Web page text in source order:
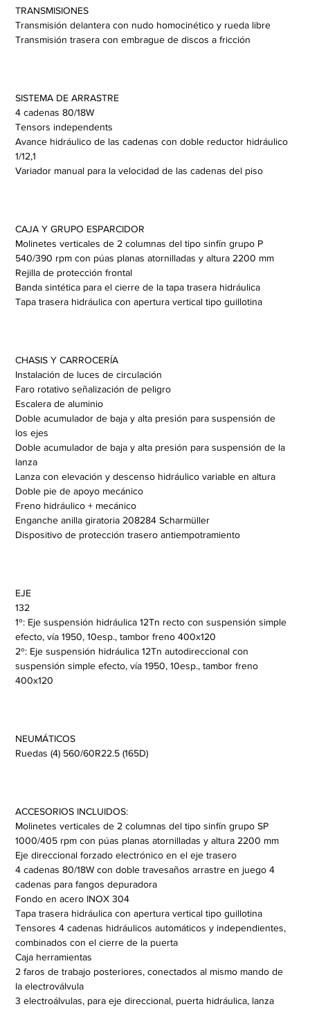
TRANSMISIONES
Transmisión delantera con nudo homocinético y rueda libre
Transmisión trasera con embrague de discos a fricción
SISTEMA DE ARRASTRE
4 cadenas 80/18W
Tensors independents
Avance hidráulico de las cadenas con doble reductor hidráulico
1/12,1
Variador manual para la velocidad de las cadenas del piso
CAJA Y GRUPO ESPARCIDOR
Molinetes verticales de 2 columnas del tipo sinfín grupo P
540/390 rpm con púas planas atornilladas y altura 2200 mm
Rejilla de protección frontal
Banda sintética para el cierre de la tapa trasera hidráulica
Tapa trasera hidráulica con apertura vertical tipo guillotina
CHASIS Y CARROCERÍA
Instalación de luces de circulación
Faro rotativo señalización de peligro
Escalera de aluminio
Doble acumulador de baja y alta presión para suspensión de
los ejes
Doble acumulador de baja y alta presión para suspensión de la
lanza
Lanza con elevación y descenso hidráulico variable en altura
Doble pie de apoyo mecánico
Freno hidráulico + mecánico
Enganche anilla giratoria 208284 Scharmüller
Dispositivo de protección trasero antiempotramiento
EJE
132
1º: Eje suspensión hidráulica 12Tn recto con suspensión simple
efecto, vía 1950, 10esp., tambor freno 400x120
2º: Eje suspensión hidráulica 12Tn autodireccional con
suspensión simple efecto, vía 1950, 10esp., tambor freno
400x120
NEUMÁTICOS
Ruedas (4) 560/60R22.5 (165D)
ACCESORIOS INCLUIDOS:
Molinetes verticales de 2 columnas del tipo sinfín grupo SP
1000/405 rpm con púas planas atornilladas y altura 2200 mm
Eje direccional forzado electrónico en el eje trasero
4 cadenas 80/18W con doble travesaños arrastre en juego 4
cadenas para fangos depuradora
Fondo en acero INOX 304
Tapa trasera hidráulica con apertura vertical tipo guillotina
Tensores 4 cadenas hidráulicos automáticos y independientes,
combinados con el cierre de la puerta
Caja herramientas
2 faros de trabajo posteriores, conectados al mismo mando de
la electroválvula
3 electroálvulas, para eje direccional, puerta hidráulica, lanza